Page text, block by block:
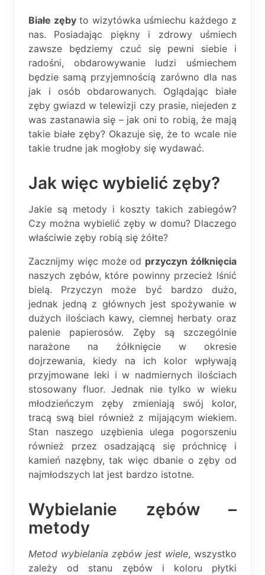
Białe zębyto wizytówka uśmiechu każdego z
nas. Posiadając piękny i zdrowy uśmiech
zawsze będziemy czuć się pewni siebie i
radośni, obdarowywanie ludzi uśmiechem
będzie samą przyjemnością zarówno dla nas
jak i osób obdarowanych. Oglądając białe
zęby gwiazd w telewizji czy prasie, niejeden z
was zastanawia się – jak oni to robią, że mają
takie białe zęby? Okazuje się, że to wcale nie
takie trudne jak mogłoby się wydawać.
Jak więc wybielić zęby?
Jakie są metody i koszty takich zabiegów?
Czy można wybielić zęby w domu? Dlaczego
właściwie zęby robią się żółte?
Zacznijmy więc może od przyczyn żółknięcia
naszych zębów, które powinny przecież lśnić
bielą. Przyczyn może być bardzo dużo,
jednak jedną z głównych jest spożywanie w
dużych ilościach kawy, ciemnej herbaty oraz
palenie papierosów. Zęby są szczególnie
narażone na żółknięcie w okresie
dojrzewania, kiedy na ich kolor wpływają
przyjmowane leki i w nadmiernych ilościach
stosowany fluor. Jednak nie tylko w wieku
młodzieńczym zęby zmieniają swój kolor,
tracą swą biel również z mijającym wiekiem.
Stan naszego uzębienia ulega pogorszeniu
również przez osadzającą się próchnicę i
kamień nazębny, tak więc dbanie o zęby od
najmłodszych lat jest bardzo istotne.
Wybielanie zębów –
metody
Metod wybielania zębów jest wiele, wszystko
zależy od stanu zębów i koloru płytki